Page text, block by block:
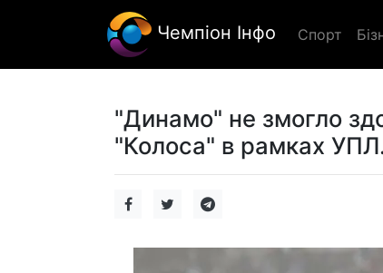
Чемпіон Інфо Спорт
"Динамо" не змогло
"Колоса" в рамках